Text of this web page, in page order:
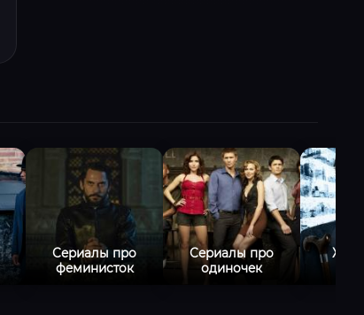
Сериалы про
феминисток
Сериалы про
одиночек